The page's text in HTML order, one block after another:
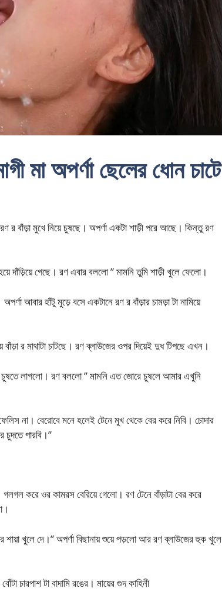
অপর্ণা ছেলের ধোন চাটে
বাঁড়া মুখে নিয়ে চুষছে। অপর্ণা একটা শাড়ী পরে আছে। কিন্তু রণ
দাঁড়িয়ে গেছে। রণ এবার বললো ” মামনি তুমি শাড়ী খুলে ফেলো।
আবার হাঁটু মুড়ে বসে একটানে রণ র বাঁড়ার চামড়া টা নামিয়ে
বাঁড়া র মাথাটা চাটছে। রণ ব্লাউজের ওপর দিয়েই দুধ টিপছে এখন।
চুষতে লাগলো। রণ বললো ” মামনি এত জোরে চুষলে আমার এখুনি
না। বেরোবে মনে হলেই টেনে মুখ থেকে বের করে নিবি। চোদার
চুদতে পারবি।”
করে ওর কামরস বেরিয়ে গেলো। রণ টেনে বাঁড়াটা বের করে
খুলে দে।” অপর্ণা বিছানায় শুয়ে পড়লো আর রণ ব্লাউজের হুক খুলে
চারপাশ টা বাদামি রঙের। মায়ের গুদ কাহিনী